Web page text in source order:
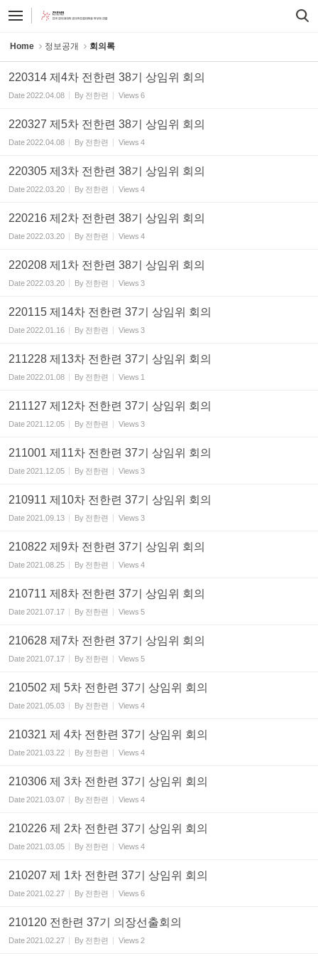
Home 정보공개 회의록
220314 제4차 전한련 38기 상임위 회의
Date2022.04.08 By 전한련 Views 6
220327 제5차 전한련 38기 상임위 회의
Date2022.04.08 By 전한련 Views 4
220305 제3차 전한련 38기 상임위 회의
Date2022.03.20 By 전한련 Views 4
220216 제2차 전한련 38기 상임위 회의
Date2022.03.20 By 전한련 Views 4
220208 제1차 전한련 38기 상임위 회의
Date2022.03.20 By 전한련 Views 3
220115 제14차 전한련 37기 상임위 회의
Date2022.01.16 By 전한련 Views 3
211228 제13차 전한련 37기 상임위 회의
Date2022.01.08 By 전한련 Views 1
211127 제12차 전한련 37기 상임위 회의
Date2021.12.05 By 전한련 Views 3
211001 제11차 전한련 37기 상임위 회의
Date2021.12.05 By 전한련 Views 3
210911 제10차 전한련 37기 상임위 회의
Date2021.09.13 By 전한련 Views 3
210822 제9차 전한련 37기 상임위 회의
Date2021.08.25 By 전한련 Views 4
210711 제8차 전한련 37기 상임위 회의
Date2021.07.17 By 전한련 Views 5
210628 제7차 전한련 37기 상임위 회의
Date2021.07.17 By 전한련 Views 5
210502 제 5차 전한련 37기 상임위 회의
Date2021.05.03 By 전한련 Views 4
210321 제 4차 전한련 37기 상임위 회의
Date2021.03.22 By 전한련 Views 4
210306 제 3차 전한련 37기 상임위 회의
Date2021.03.07 By 전한련 Views 4
210226 제 2차 전한련 37기 상임위 회의
Date2021.03.05 By 전한련 Views 4
210207 제 1차 전한련 37기 상임위 회의
Date2021.02.27 By 전한련 Views 6
210120 전한련 37기 의장선출회의
Date2021.02.27 By 전한련 Views 2